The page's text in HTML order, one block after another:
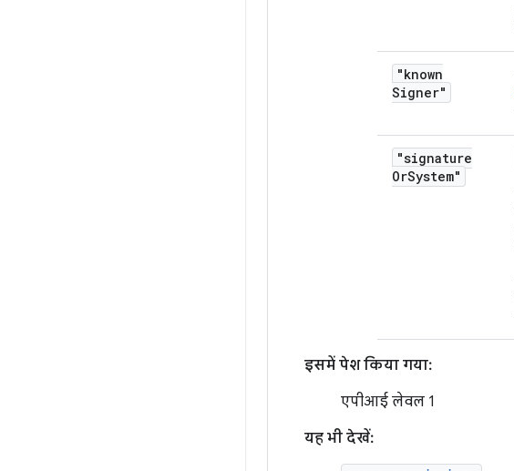
"known
Signer"
"signature
OrSystem"
इसमें पेश किया गया:
एपीआई लेवल 1
यह भी देखें: